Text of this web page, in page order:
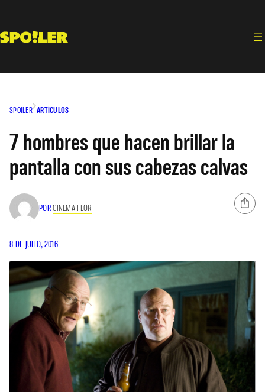
contenido
SPOILER ARTÍCULOS
7 hombres que hacen brillar la
pantalla con sus cabezas calvas
PORCINEMA FLOR
8 DE JULIO, 2016